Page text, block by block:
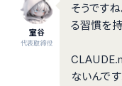
室谷
代表取締役
そうです
る習慣を
ないんです